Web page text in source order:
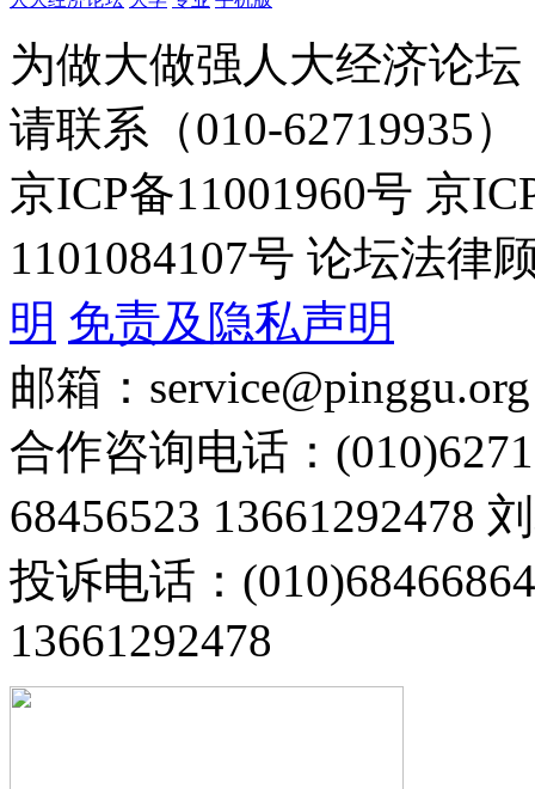
为做大做强人大经济论
请联系（010-62719935）
京ICP备11001960号 京
1101084107号 论坛法律
明 免责及隐私声明
邮箱：service@pinggu.org
合作咨询电话：
68456523 13661292478
投诉电话：
13661292478